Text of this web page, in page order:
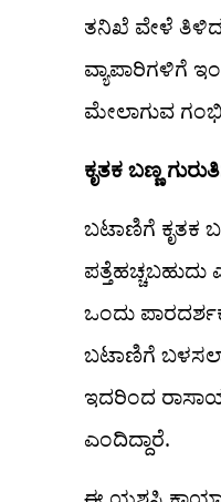
ತನಿಖೆ ವೇಳೆ
ವ್ಯಾಪಾರಿಗಳಿಗೆ
ಮೇಲಾಗುವ
ಕೃತಕ ಬಣ್ಣ
ಬಟಾಣಿಗೆ ಕೃತಕ
ಒಂದು
ಬಟಾಣಿಗೆ
ಇದರಿಂದ
ಎಂದಿದ್ದಾರೆ.